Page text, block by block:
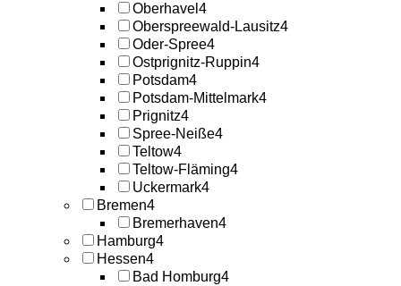
Oberhavel 4
Oberspreewald-Lausitz4
Oder-Spree4
Ostprignitz-Ruppin4
Potsdam4
Potsdam-Mittelmark4
Prignitz4
Spree-Neiße4
Teltow4
Teltow-Fläming4
Uckermark4
Bremen4
Bremerhaven4
Hamburg4
Hessen4
Bad Homburg4